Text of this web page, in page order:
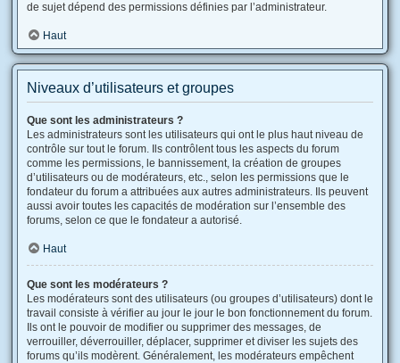
de sujet dépend des permissions définies par l’administrateur.
Haut
Niveaux d’utilisateurs et groupes
Que sont les administrateurs ?
Les administrateurs sont les utilisateurs qui ont le plus haut niveau de
contrôle sur tout le forum. Ils contrôlent tous les aspects du forum
comme les permissions, le bannissement, la création de groupes
d’utilisateurs ou de modérateurs, etc., selon les permissions que le
fondateur du forum a attribuées aux autres administrateurs. Ils peuvent
aussi avoir toutes les capacités de modération sur l’ensemble des
forums, selon ce que le fondateur a autorisé.
Haut
Que sont les modérateurs ?
Les modérateurs sont des utilisateurs (ou groupes d’utilisateurs) dont le
travail consiste à vérifier au jour le jour le bon fonctionnement du forum.
Ils ont le pouvoir de modifier ou supprimer des messages, de
verrouiller, déverrouiller, déplacer, supprimer et diviser les sujets des
forums qu’ils modèrent. Généralement, les modérateurs empêchent